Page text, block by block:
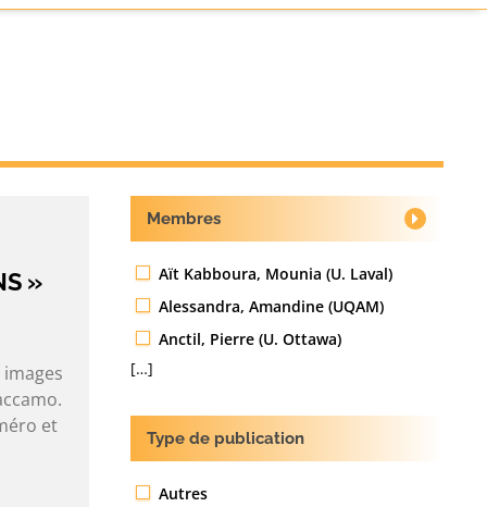
»
et
Membres
Aït Kabboura, Mounia (U. Laval)
Alessandra, Amandine (UQAM)
Anctil, Pierre (U. Ottawa)
[…]
Type de publication
Autres